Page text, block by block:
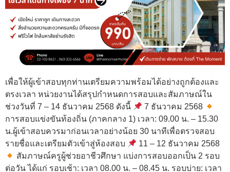
เพื่อให้ผู้เข้าสอบทุกท่านเตรียมความพร้อมได้อย่างถูกต้องและ
ตรงเวลา หน่วยงานได้สรุปกำหนดการสอบและสัมภาษณ์ใน
ช่วงวันที่ 7 – 14 ธันวาคม 2568 ดังนี้
7 ธันวาคม 2568
การสอบแข่งขันท้องถิ่น (ภาคกลาง 1) เวลา: 09.00 น. – 15.30
น.ผู้เข้าสอบควรมาก่อนเวลาอย่างน้อย 30 นาทีเพื่อตรวจสอบ
รายชื่อและเตรียมตัวเข้าสู่ห้องสอบ
11 – 12 ธันวาคม 2568
สัมภาษณ์ครูผู้ช่วยอาชีวศึกษา แบ่งการสอบออกเป็น 2 รอบ
ต่อวัน ได้แก่ รอบเช้า: เวลา 08.00 น. – 08.45 น. รอบบ่าย: เวลา